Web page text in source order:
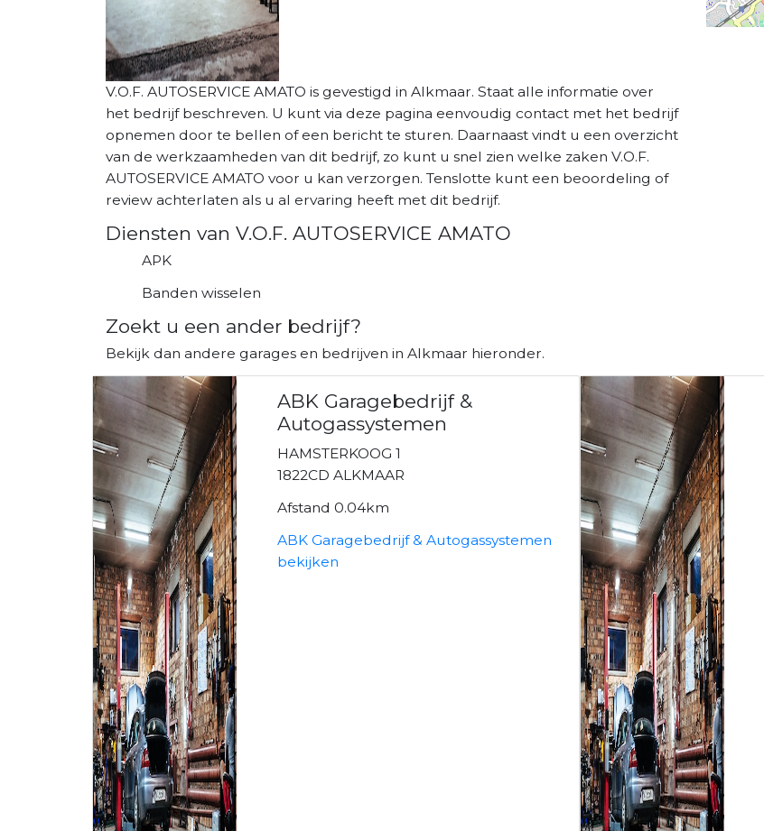
V.O.F. AUTOSERVICE AMATO is gevestigd in Alkmaar. Staat alle informatie over
het bedrijf beschreven. U kunt via deze pagina eenvoudig contact met het bedrijf
opnemen door te bellen of een bericht te sturen. Daarnaast vindt u een overzicht
van de werkzaamheden van dit bedrijf, zo kunt u snel zien welke zaken V.O.F.
AUTOSERVICE AMATO voor u kan verzorgen. Tenslotte kunt een beoordeling of
review achterlaten als u al ervaring heeft met dit bedrijf.
Diensten van V.O.F. AUTOSERVICE AMATO
APK
Banden wisselen
Zoekt u een ander bedrijf?
Bekijk dan andere garages en bedrijven in Alkmaar hieronder.
ABK Garagebedrijf &
Autogassystemen
HAMSTERKOOG 1
1822CD ALKMAAR
Afstand 0.04km
ABK Garagebedrijf & Autogassystemen
bekijken